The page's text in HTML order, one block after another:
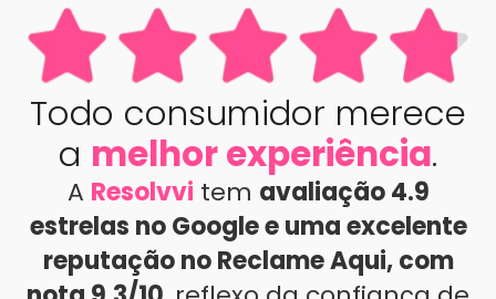
Todo consumidor merece
a melhor experiência.
A Resolvvi tem avaliação 4.9
estrelas no Google e uma excelente
reputação no Reclame Aqui, com